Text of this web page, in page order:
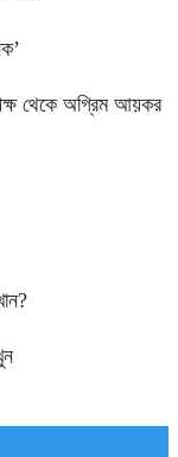
পক্ষ থেকে অগ্রিম আয়কর